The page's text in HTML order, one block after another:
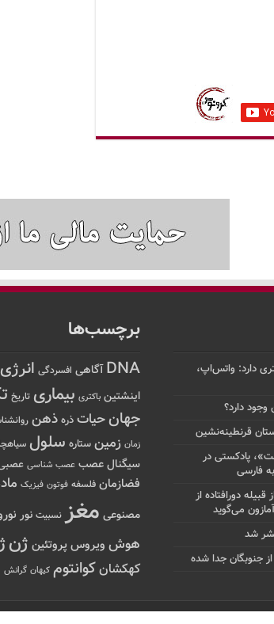
دارد: واتس‌اپ،
وجود دارد؟
قرنطینه‌نشین
پادکستی در
فارسی
دورافتاده‌ از
می‌گوید
شد
جنوبگان جدا شده
برچسب‌ها
DNA آگاهی افسردگی انرژی
اینشتین باکتری بیماری تاریخ
جهانحیات ذره ذهن
زمان زمین ستاره سلول
سیگنالعصب عصب شناسی
فضازمان فلسفه فوتون فیزیک
مصنوعی مغز نسبیت نور
هوش ویروس پروتئین ژن
کهکشانکوانتوم کیهان گرانش